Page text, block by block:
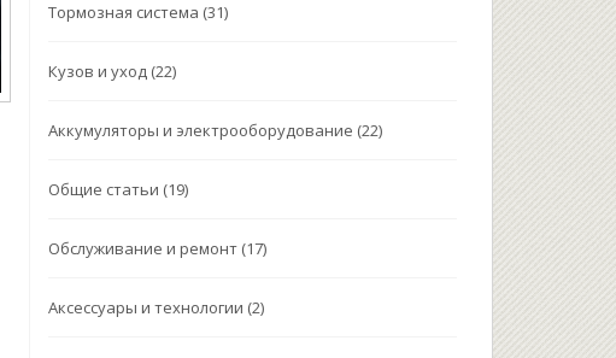
Тормозная система (31)
Кузов и уход (22)
Аккумуляторы и электрооборудование (22)
Общие статьи (19)
Обслуживание и ремонт (17)
Аксессуары и технологии (2)